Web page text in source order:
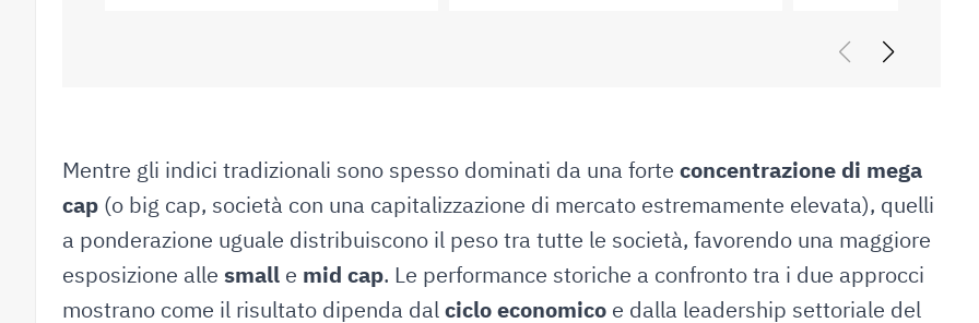
Mentre gli indici tradizionali sono spesso dominati da una forte concentrazione di mega
cap (o big cap, società con una capitalizzazione di mercato estremamente elevata), quelli
a ponderazione uguale distribuiscono il peso tra tutte le società, favorendo una maggiore
esposizione alle small e mid cap. Le performance storiche a confronto tra i due approcci
mostrano come il risultato dipenda dalciclo economico e dalla leadership settoriale del